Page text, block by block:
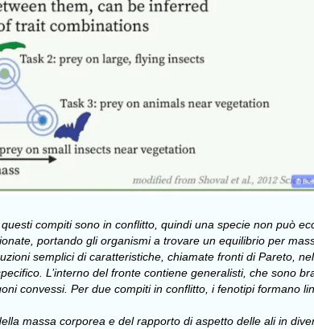
compiti sono in conflitto, quindi una specie non può
portando gli organismi a trovare un equilibrio per
semplici di caratteristiche, chiamate fronti di Pareto,
L’interno del fronte contiene generalisti, che sono
convessi. Per due compiti in conflitto, i fenotipi formano
massa corporea e del rapporto di aspetto delle ali in